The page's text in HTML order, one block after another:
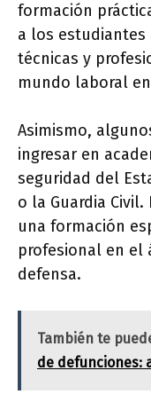
formación
a los
técnicas y
mundo laboral
Asimismo,
ingresar en
seguridad del
o la Guardia
una formación
profesional en el
defensa.
También te
de defunciones: